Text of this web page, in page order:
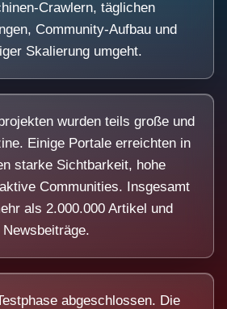
Crawlern, täglichen
Community-Aufbau und
Skalierung umgeht.
wurden teils große und
Einige Portale erreichten in
starke Sichtbarkeit, hohe
Communities. Insgesamt
als 2.000.000 Artikel und
Newsbeiträge.
abgeschlossen. Die